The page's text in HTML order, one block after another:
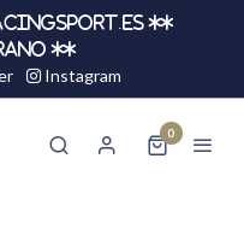
**
**
Instagram
0